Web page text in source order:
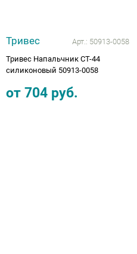
Тривес Арт.: 50913-0058
Тривес Напальчник СТ-44
силиконовый 50913-0058
от 704 руб.